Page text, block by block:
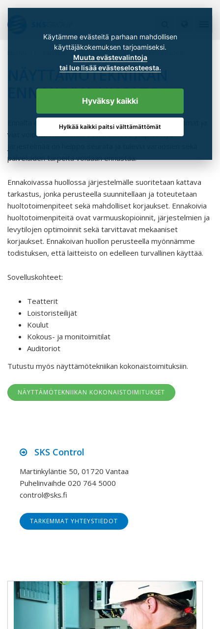
Palvelut Näyttämötekniikan ennakoiva huolto
NÄYTTÄMÖTEKNIIKAN
ENNAKOIVA HUOLTO
Ennalta ehkäisevällä huollolla odottamattomat katkeamat ja
viat voidaan minimoida. Säännöllisesti ylläpidettyä
palveluiden tarpeita voidaan ennustaa.
Ennakoivassa huollossa järjestelmälle suoritetaan kattava
tarkastus, jonka perusteella suunnitellaan ja toteutetaan
huoltotoimenpiteet sekä mahdolliset korjaukset. Ennakoivia
huoltotoimenpiteitä ovat varmuuskopioinnit, järjestelmien ja
levytilojen optimoinnit sekä tarvittavat mekaaniset
korjaukset. Ennakoivan huollon perusteella myönnämme
todistuksen, että laitteisto on edelleen turvallinen käyttää.
Sovelluskohteet:
Teatterit
Loistoristeilijät
Koulut
Kokous- ja monitoimitilat
Auditoriot
Tutustu myös näyttämötekniikan kokonaistoimituksiin.
NÄYTTÄMÖTEKNIIKAN KOKONAISTOIMITUKSET
SKS Control
Martinkyläntie 50, 01720 Vantaa
Puhelinvaihde 020 764 5000
control@sks.fi
TARKEMMAT YHTEYSTIEDOT
Käytämme evästeitä parhaan mahdollisen
Muuta evästevalintoja
tai lue lisää evästeselosteesta.
Hyväksy kaikki
Hylkää kaikki paitsi välttämättömät